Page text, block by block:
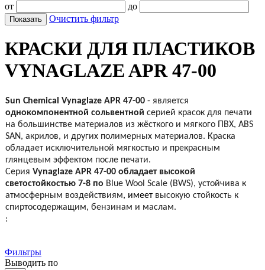
от до
Показать Очистить фильтр
КРАСКИ ДЛЯ ПЛАСТИКОВ
VYNAGLAZE APR 47-00
Sun Chemical Vynaglaze APR 47-00 - является
однокомпонентной сольвентной серией красок для печати
на большинстве материалов из жёсткого и мягкого ПВХ, ABS
SAN, акрилов, и других полимерных материалов. Краска
обладает исключительной мягкостью и прекрасным
глянцевым эффектом после печати.
Серия Vynaglaze APR 47-00 обладает высокой
светостойкостью 7-8 по Blue Wool Scale (BWS), устойчива к
атмосферным воздействиям, имеет высокую стойкость к
спиртосодержащим, бензинам и маслам.
:
Фильтры
Выводить по